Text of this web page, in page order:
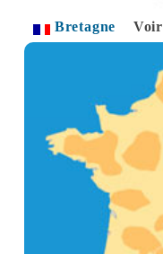
Bretagne Voir